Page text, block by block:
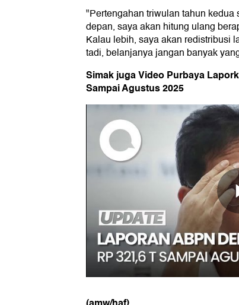
"Pertengahan triwulan tahun
depan, saya akan hitung ulang
Kalau lebih, saya akan redistribusi
tadi, belanjanya jangan banyak
Simak juga Video Purbaya
Sampai Agustus 2025